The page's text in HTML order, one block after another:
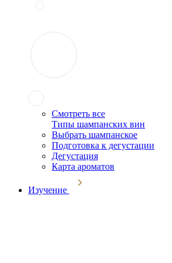
Смотреть все
Типы шампанских вин
Выбрать шампанское
Подготовка к дегустации
Дегустация
Карта ароматов
Изучение